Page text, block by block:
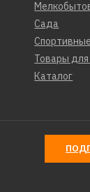
Сада
Товары
Каталог